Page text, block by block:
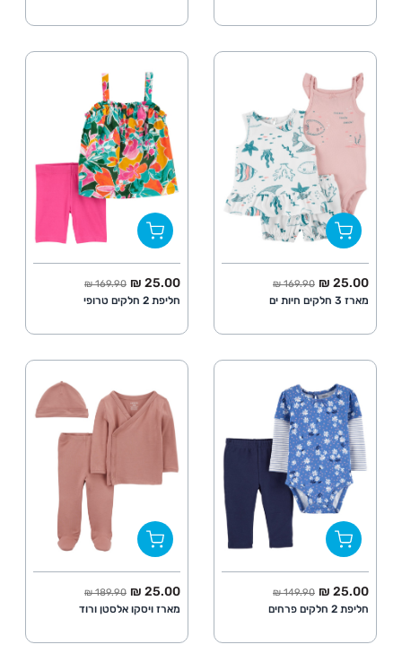
החל מ
25.00 ₪ מחיר מלא
169.90 ₪
מארז 3 חלקים חיות ים
החל מ
25.00 ₪ מחיר מלא
169.90 ₪
חליפת 2 חלקים טרופי
החל מ
25.00 ₪ מחיר מלא
149.90 ₪
חליפת 2 חלקים פרחים
החל מ
25.00 ₪ מחיר מלא
189.90 ₪
מארז ויסקו אלסטן ורוד